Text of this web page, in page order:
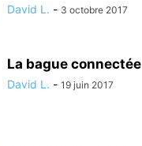
David L. - 3 octobre 2017
La bague connectée
David L. - 19 juin 2017